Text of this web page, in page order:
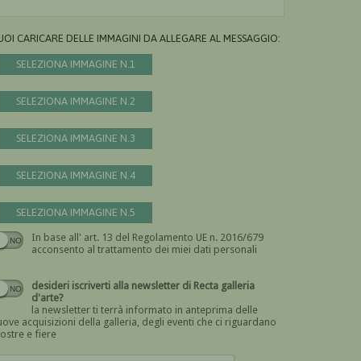
CARICARE DELLE IMMAGINI DA ALLEGARE AL MESSAGGIO:
SELEZIONA IMMAGINE N.1
SELEZIONA IMMAGINE N.2
SELEZIONA IMMAGINE N.3
SELEZIONA IMMAGINE N.4
SELEZIONA IMMAGINE N.5
In base all' art. 13 del Regolamento UE n. 2016/679
acconsento al trattamento dei miei dati personali
Devi dare il consenso
desideri iscriverti alla newsletter di Recta galleria
d'arte?
la newsletter ti terrà informato in anteprima delle
acquisizioni della galleria, degli eventi che ci riguardano
e fiere